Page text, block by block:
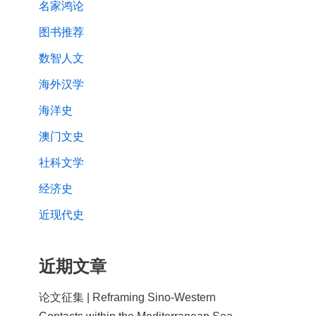
名家鸿论
图书推荐
数智人文
海外汉学
海洋史
澳门文史
社科文学
经济史
近现代史
近期文章
论文征集 | Reframing Sino-Western